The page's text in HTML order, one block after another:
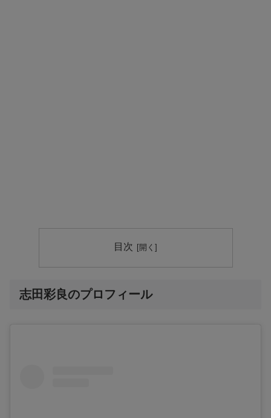
目次
志田彩良のプロフィール